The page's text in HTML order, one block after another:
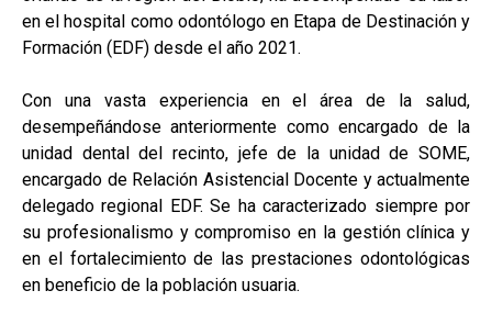
en el hospital como odontólogo en Etapa de Destinación y
Formación (EDF) desde el año 2021.
Con una vasta experiencia en el área de la salud,
desempeñándose anteriormente como encargado de la
unidad dental del recinto, jefe de la unidad de SOME,
encargado de Relación Asistencial Docente y actualmente
delegado regional EDF. Se ha caracterizado siempre por
su profesionalismo y compromiso en la gestión clínica y
en el fortalecimiento de las prestaciones odontológicas
en beneficio de la población usuaria.